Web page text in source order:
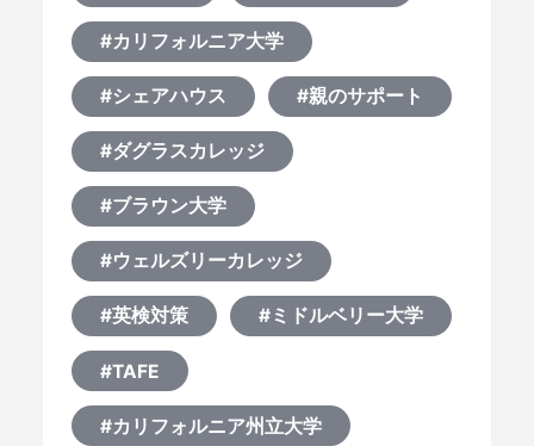
#カリフォルニア大学
#シェアハウス #親のサポート
#ダグラスカレッジ
#ブラウン大学
#ウェルズリーカレッジ
#英検対策 #ミドルベリー大学
#TAFE
#カリフォルニア州立大学